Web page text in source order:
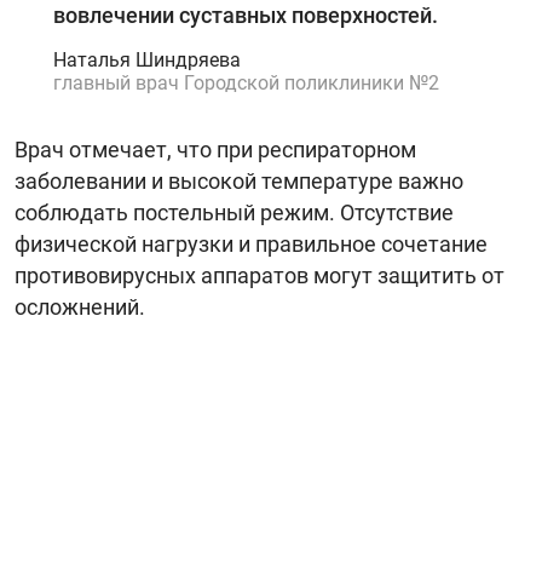
вовлечении суставных поверхностей.
Наталья Шиндряева
главный врач Городской поликлиники №2
Врач отмечает, что при респираторном
заболевании и высокой температуре важно
соблюдать постельный режим. Отсутствие
физической нагрузки и правильное сочетание
противовирусных аппаратов могут защитить от
осложнений.